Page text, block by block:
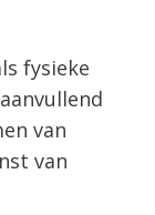
fysieke
van
van